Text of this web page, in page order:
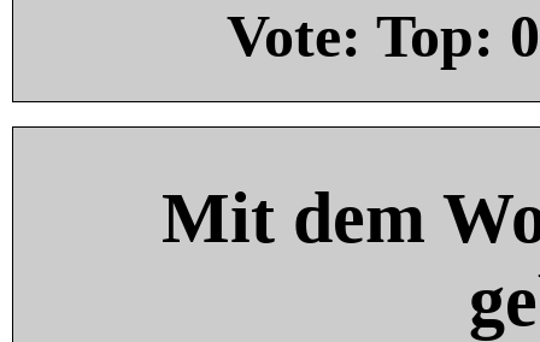
Vote: Top: 0
Mit dem